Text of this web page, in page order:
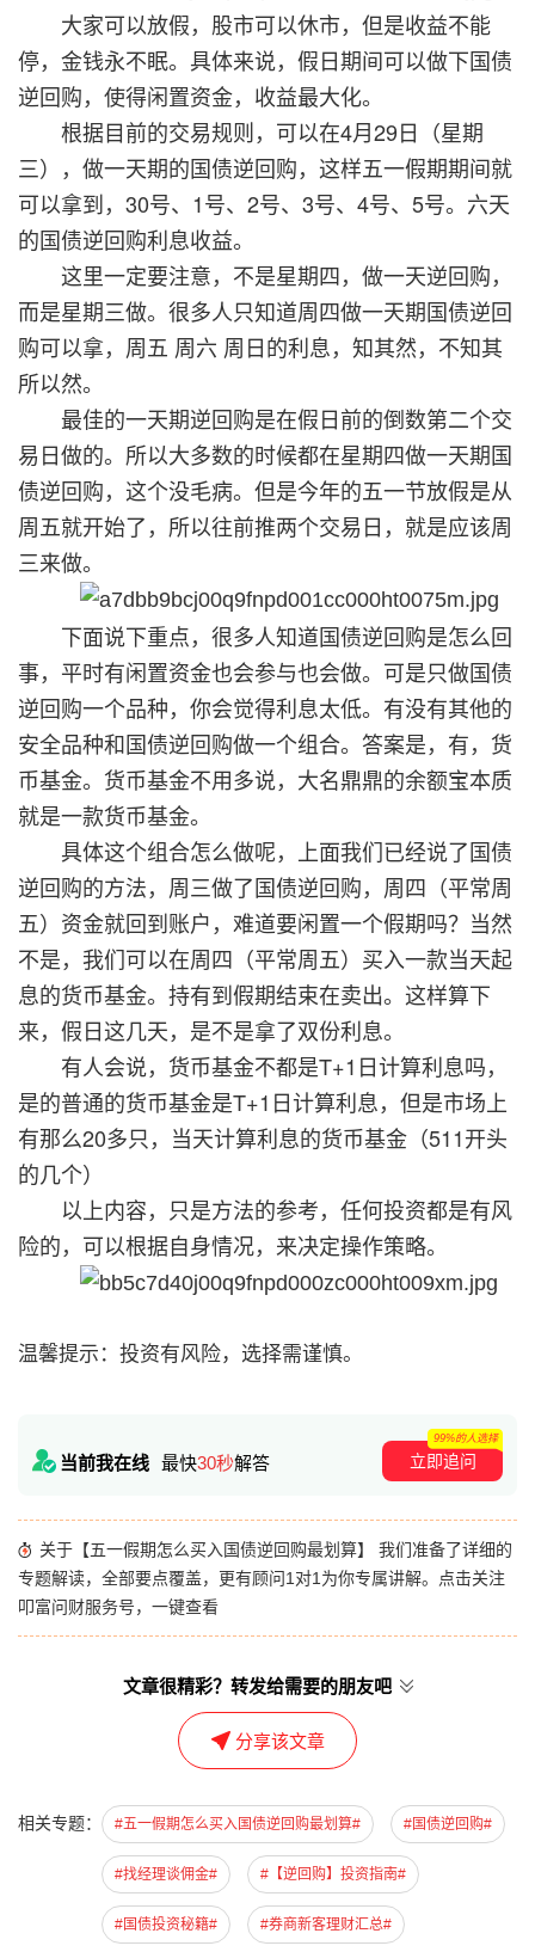
大家可以放假，股市可以休市，但是收益不能
停，金钱永不眠。具体来说，假日期间可以做下国债
逆回购，使得闲置资金，收益最大化。
根据目前的交易规则，可以在4月29日（星期
三），做一天期的国债逆回购，这样五一假期期间就
可以拿到，30号、1号、2号、3号、4号、5号。六天
的国债逆回购利息收益。
这里一定要注意，不是星期四，做一天逆回购，
而是星期三做。很多人只知道周四做一天期国债逆回
购可以拿，周五 周六 周日的利息，知其然，不知其
所以然。
最佳的一天期逆回购是在假日前的倒数第二个交
易日做的。所以大多数的时候都在星期四做一天期国
债逆回购，这个没毛病。但是今年的五一节放假是从
周五就开始了，所以往前推两个交易日，就是应该周
三来做。
下面说下重点，很多人知道国债逆回购是怎么回
事，平时有闲置资金也会参与也会做。可是只做国债
逆回购一个品种，你会觉得利息太低。有没有其他的
安全品种和国债逆回购做一个组合。答案是，有，货
币基金。货币基金不用多说，大名鼎鼎的余额宝本质
就是一款货币基金。
具体这个组合怎么做呢，上面我们已经说了国债
逆回购的方法，周三做了国债逆回购，周四（平常周
五）资金就回到账户，难道要闲置一个假期吗？当然
不是，我们可以在周四（平常周五）买入一款当天起
息的货币基金。持有到假期结束在卖出。这样算下
来，假日这几天，是不是拿了双份利息。
有人会说，货币基金不都是T+1日计算利息吗，
是的普通的货币基金是T+1日计算利息，但是市场上
有那么20多只，当天计算利息的货币基金（511开头
的几个）
以上内容，只是方法的参考，任何投资都是有风
险的，可以根据自身情况，来决定操作策略。
温馨提示：投资有风险，选择需谨慎。
当前我在线 最快30秒解答 立即追问
99%的人选择
关于【五一假期怎么买入国债逆回购最划算】 我们准备了详细的
专题解读，全部要点覆盖，更有顾问1对1为你专属讲解。点击关注
叩富问财服务号，一键查看
文章很精彩？转发给需要的朋友吧
分享该文章
相关专题： #五一假期怎么买入国债逆回购最划算# #国债逆回购#
#找经理谈佣金# #【逆回购】投资指南#
#国债投资秘籍# #券商新客理财汇总#